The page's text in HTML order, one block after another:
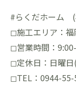
#らくだホーム (
◻︎施工エリア：
◻︎営業時間：
◻︎定休日：日曜
◻︎TEL：0944-55-